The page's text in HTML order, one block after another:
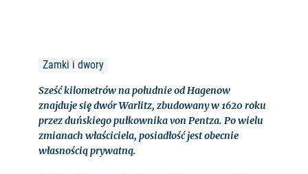
Zamki i dwory
Sześć kilometrów na południe od Hagenow
znajduje się dwór Warlitz, zbudowany w 1620 roku
przez duńskiego pułkownika von Pentza. Po wielu
zmianach właściciela, posiadłość jest obecnie
własnością prywatną.